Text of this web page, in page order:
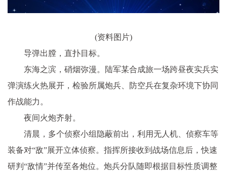
(资料图片)
导弹出膛，直扑目标。
东海之滨，硝烟弥漫。陆军某合成旅一场跨昼夜实兵实
弹演练火热展开，检验所属炮兵、防空兵在复杂环境下协同
作战能力。
夜间火炮齐射。
清晨，多个侦察小组隐蔽前出，利用无人机、侦察车等
装备对“敌”展开立体侦察。指挥所接收到战场信息后，快速
研判“敌情”并传至各炮位。炮兵分队随即根据目标性质调整